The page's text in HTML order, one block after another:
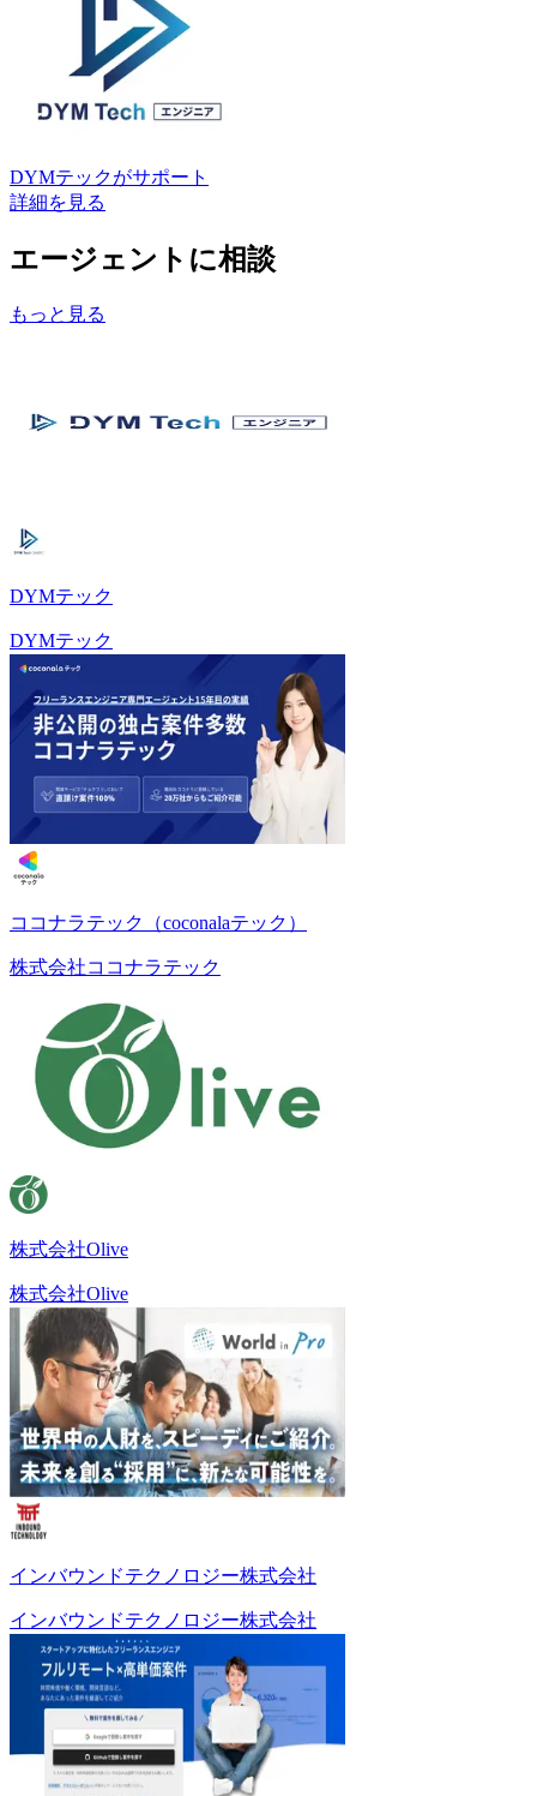
DYMテックがサポート
詳細を見る
エージェントに相談
もっと見る
DYMテック
DYMテック
ココナラテック（coconalaテック）
株式会社ココナラテック
株式会社Olive
株式会社Olive
インバウンドテクノロジー株式会社
インバウンドテクノロジー株式会社